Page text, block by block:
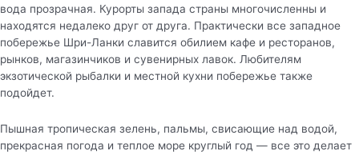
вода прозрачная. Курорты запада страны многочисленны и
находятся недалеко друг от друга. Практически все западное
побережье Шри-Ланки славится обилием кафе и ресторанов,
рынков, магазинчиков и сувенирных лавок. Любителям
экзотической рыбалки и местной кухни побережье также
подойдет.
Пышная тропическая зелень, пальмы, свисающие над водой,
прекрасная погода и теплое море круглый год — все это делает